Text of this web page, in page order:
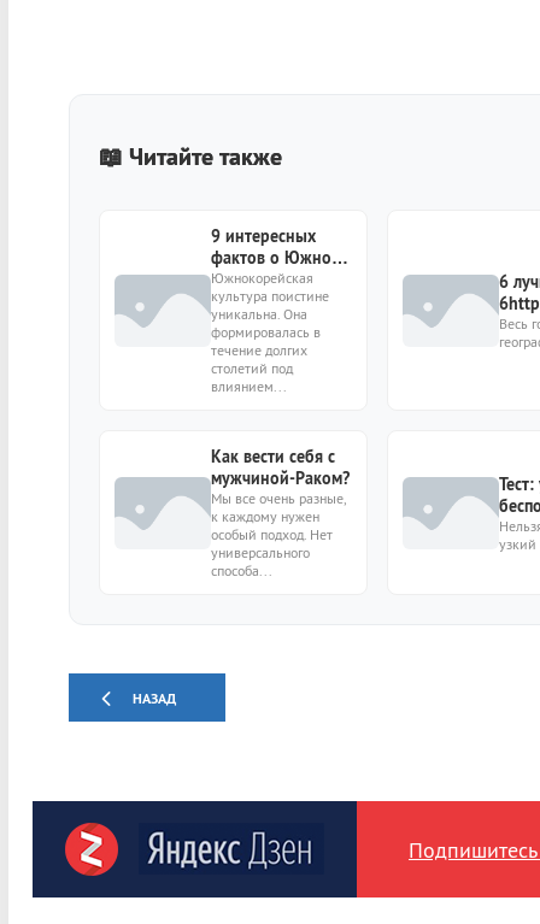
📖 Читайте также
9 интересных
фактов о Южной
Корее, которых
вы могли не знать
Южнокорейская
культура поистине
уникальна. Она
формировалась в
течение долгих
столетий под
влиянием...
6
Весь
Как вести себя с
мужчиной-Раком?
Мы все очень разные,
к каждому нужен
особый подход. Нет
универсального
способа...
узкий
НАЗАД